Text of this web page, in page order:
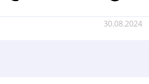
30.08.2024